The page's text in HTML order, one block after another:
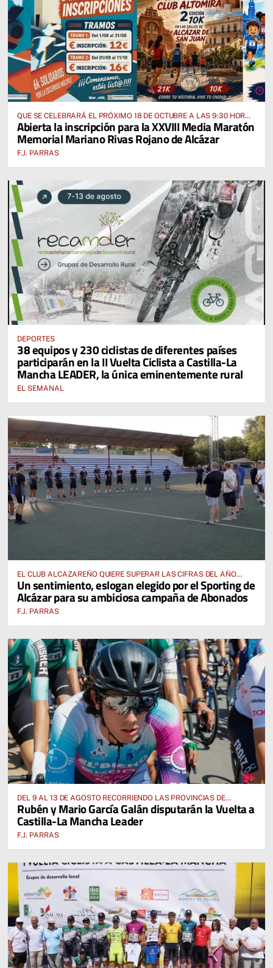
QUE SE CELEBRARÁ EL PRÓXIMO 18 DE OCTUBRE A LAS 9:30 HORAS
DESDE EL PABELLÓN VICENTE PANIAGUA
Abierta la inscripción para la XXVIII Media Maratón
Memorial Mariano Rivas Rojano de Alcázar
F.J. PARRAS
DEPORTES
38 equipos y 230 ciclistas de diferentes países
participarán en la II Vuelta Ciclista a Castilla-La
Mancha LEADER, la única eminentemente rural
EL SEMANAL
EL CLUB ALCAZAREÑO QUIERE SUPERAR LAS CIFRAS DEL AÑO
PASADO E INCLUSO DUPLICARLAS
Un sentimiento, eslogan elegido por el Sporting de
Alcázar para su ambiciosa campaña de Abonados
F.J. PARRAS
DEL 9 AL 13 DE AGOSTO RECORRIENDO LAS PROVINCIAS DE
CUENCA, ALBACETE, TOLEDO Y CIUDAD REAL
Rubén y Mario García Galán disputarán la Vuelta a
Castilla-La Mancha Leader
F.J. PARRAS